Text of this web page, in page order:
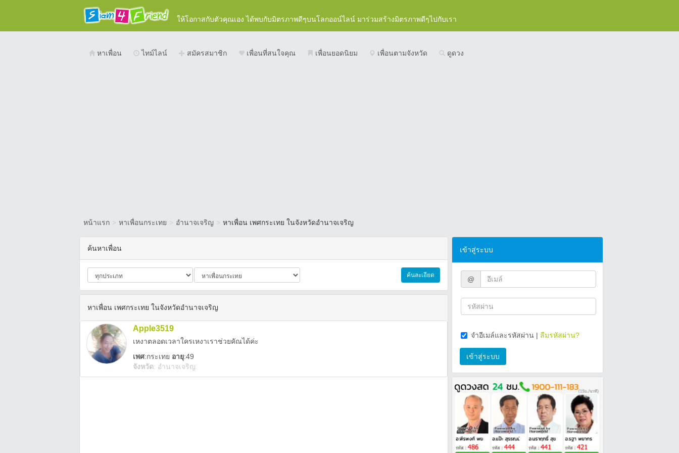
ให้โอกาสกับตัวคุณเอง ได้พบกับมิตรภาพดีๆบนโลกออน์ไลน์ มาร่วมสร้างมิตรภาพดีๆไปกับเรา
หาเพื่อน ไทม์ไลน์ สมัครสมาชิก เพื่อนที่สนใจคุณ เพื่อนยอดนิยม เพื่อนตามจังหวัด ดูดวง
หน้าแรก > หาเพื่อนกระเทย > อำนาจเจริญ > หาเพื่อน เพศกระเทย ในจังหวัดอำนาจเจริญ
ค้นหาเพื่อน
ค้นละเอียด
หาเพื่อน เพศกระเทย ในจังหวัดอำนาจเจริญ
Apple3519
เหงาตลอดเวลาใครเหงาเราช่วยคัณได้ค่ะ
เพศ:กระเทย อายุ:49
จังหวัด: อำนาจเจริญ
เข้าสู่ระบบ
@
จำอีเมล์และรหัสผ่าน | ลืมรหัสผ่าน?
เข้าสู่ระบบ